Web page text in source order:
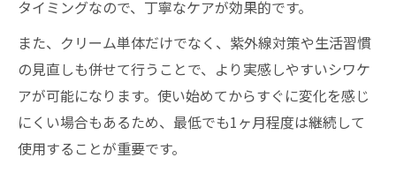
タイミングなので、丁寧なケアが効果的です。
また、クリーム単体だけでなく、紫外線対策や生活習慣
の見直しも併せて行うことで、より実感しやすいシワケ
アが可能になります。使い始めてからすぐに変化を感じ
にくい場合もあるため、最低でも1ヶ月程度は継続して
使用することが重要です。